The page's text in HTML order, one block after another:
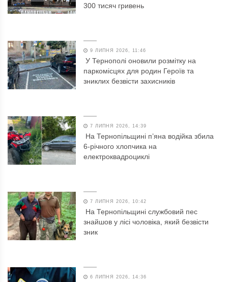
300 тисяч гривень
9 ЛИПНЯ 2026, 11:46
У Тернополі оновили розмітку на
паркомісцях для родин Героїв та
зниклих безвісти захисників
7 ЛИПНЯ 2026, 14:39
На Тернопільщині п’яна водійка збила
6-річного хлопчика на
електроквадроциклі
7 ЛИПНЯ 2026, 10:42
На Тернопільщині службовий пес
знайшов у лісі чоловіка, який безвісти
зник
6 ЛИПНЯ 2026, 14:36